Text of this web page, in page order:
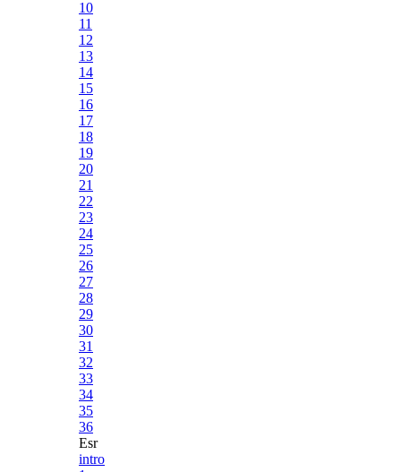
10
11
12
13
14
15
16
17
18
19
20
21
22
23
24
25
26
27
28
29
30
31
32
33
34
35
36
Esr
intro